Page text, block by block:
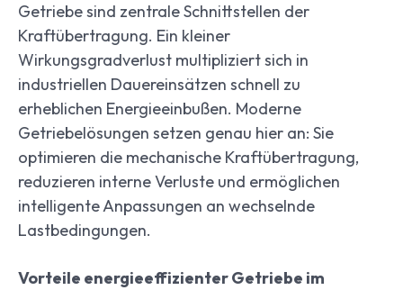
Getriebe sind zentrale Schnittstellen der
Kraftübertragung. Ein kleiner
Wirkungsgradverlust multipliziert sich in
industriellen Dauereinsätzen schnell zu
erheblichen Energieeinbußen. Moderne
Getriebelösungen setzen genau hier an: Sie
optimieren die mechanische Kraftübertragung,
reduzieren interne Verluste und ermöglichen
intelligente Anpassungen an wechselnde
Lastbedingungen.
Vorteile energieeffizienter Getriebe im